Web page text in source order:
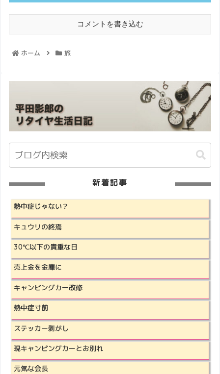
コメントを書き込む
ホーム 旅
新着記事
熱中症じゃない？
キュウリの終焉
30℃以下の貴重な日
売上金を金庫に
キャンピングカー改修
熱中症寸前
ステッカー剥がし
現キャンピングカーとお別れ
元気な会長